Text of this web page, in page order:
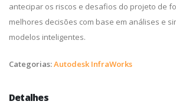
antecipar os riscos e desafios do projeto de
melhores decisões com base em análises e
modelos inteligentes.
Categorias:Autodesk InfraWorks
Detalhes